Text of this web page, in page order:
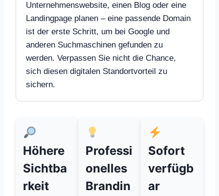
Unternehmenswebsite, einen Blog oder eine
Landingpage planen – eine passende Domain
ist der erste Schritt, um bei Google und
anderen Suchmaschinen gefunden zu
werden. Verpassen Sie nicht die Chance,
sich diesen digitalen Standortvorteil zu
sichern.
Höhere
Sichtba
rkeit
Professi
onelles
Brandin
Sofort
verfügb
ar